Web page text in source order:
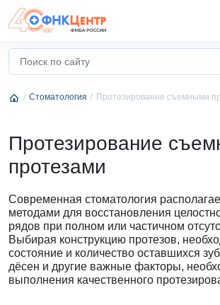
Стоматология Протезирование съемными
Протезирование
протезами
Современная стоматология
методами для восстановления
рядов при полном или частичном
Выбирая конструкцию протезов,
состояние и количество оставшихся
дёсен и другие важные факторы,
выполнения качественного